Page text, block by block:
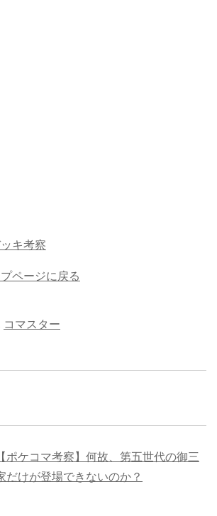
キ考察
ページに戻る
コマスター
【ポケコマ考察】何故、第五世代の御三
だけが登場できないのか？